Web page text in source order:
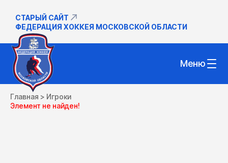
СТАРЫЙ САЙТ
ФЕДЕРАЦИЯ ХОККЕЯ МОСКОВСКОЙ ОБЛАСТИ
Меню
Главная > Игроки
Элемент не найден!